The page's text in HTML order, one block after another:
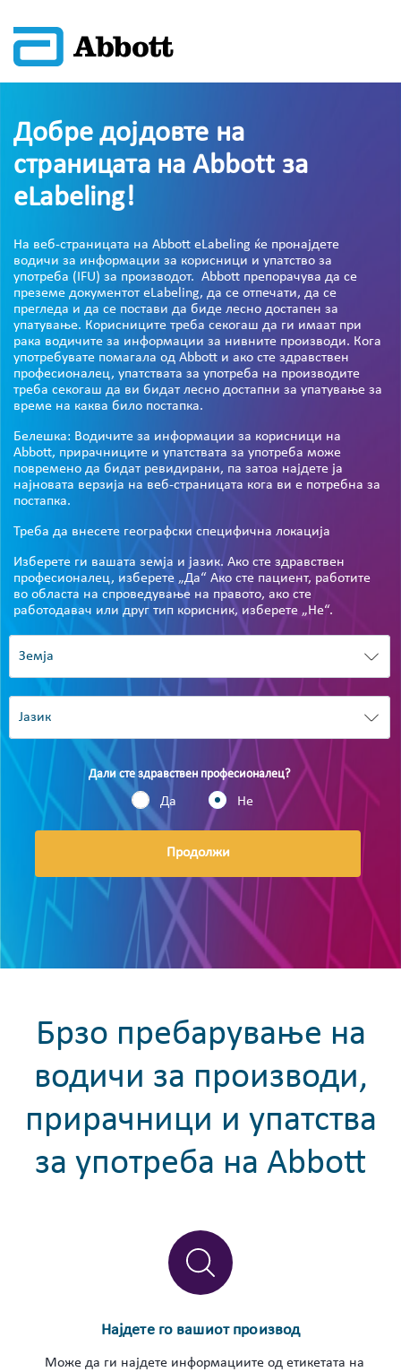
Добре дојдовте на
страницата на Abbott за
eLabeling!
На веб-страницата на Abbott eLabeling ќе пронајдете
водичи за информации за корисници и упатство за
употреба (IFU) за производот. Abbott препорачува да се
преземе документот eLabeling, да се отпечати, да се
прегледа и да се постави да биде лесно достапен за
упатување. Корисниците треба секогаш да ги имаат при
рака водичите за информации за нивните производи. Кога
употребувате помагала од Abbott и ако сте здравствен
професионалец, упатствата за употреба на производите
треба секогаш да ви бидат лесно достапни за упатување за
време на каква било постапка.
Белешка: Водичите за информации за корисници на
Abbott, прирачниците и упатствата за употреба може
повремено да бидат ревидирани, па затоа најдете ја
најновата верзија на веб-страницата кога ви е потребна за
постапка.
Треба да внесете географски специфична локација
Изберете ги вашата земја и јазик. Ако сте здравствен
професионалец, изберете „Да“ Ако сте пациент, работите
во областа на спроведување на правото, ако сте
работодавач или друг тип корисник, изберете „Не“.
Дали сте здравствен професионалец?
Да Не
Продолжи
Брзо пребарување на
водичи за производи,
прирачници и упатства
за употреба на Abbott
Најдете го вашиот производ
Може да ги најдете информациите од етикетата на